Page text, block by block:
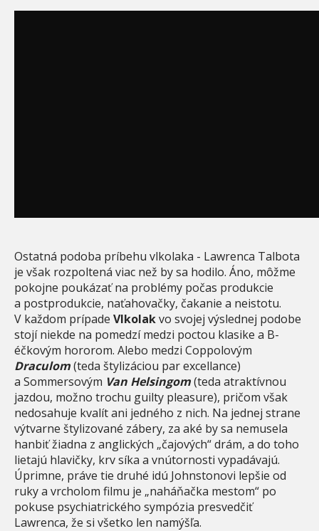
Ostatná podoba príbehu vlkolaka - Lawrenca Talbota
je však rozpoltená viac než by sa hodilo. Áno, môžme
pokojne poukázať na problémy počas produkcie
a postprodukcie, naťahovačky, čakanie a neistotu.
V každom prípade Vlkolakvo svojej výslednej podobe
stojí niekde na pomedzí medzi poctou klasike a B-
éčkovým hororom. Alebo medzi Coppolovým
Draculom(teda štylizáciou par excellance)
a Sommersovým Van Helsingom(teda atraktívnou
jazdou, možno trochu guilty pleasure), pričom však
nedosahuje kvalít ani jedného z nich. Na jednej strane
výtvarne štylizované zábery, za aké by sa nemusela
hanbiť žiadna z anglických „čajových“ drám, a do toho
lietajú hlavičky, krv síka a vnútornosti vypadávajú.
Úprimne, práve tie druhé idú Johnstonovi lepšie od
ruky a vrcholom filmu je „naháňačka mestom“ po
pokuse psychiatrického sympózia presvedčiť
Lawrenca, že si všetko len namýšľa.